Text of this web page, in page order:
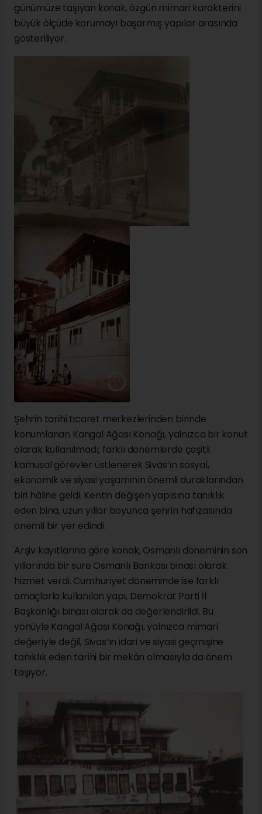
günümüze taşıyan konak, özgün mimari karakterini
büyük ölçüde korumayı başarmış yapılar arasında
gösteriliyor.
Şehrin tarihi ticaret merkezlerinden birinde
konumlanan Kangal Ağası Konağı, yalnızca bir konut
olarak kullanılmadı; farklı dönemlerde çeşitli
kamusal görevler üstlenerek Sivas’ın sosyal,
ekonomik ve siyasi yaşamının önemli duraklarından
biri hâline geldi. Kentin değişen yapısına tanıklık
eden bina, uzun yıllar boyunca şehrin hafızasında
önemli bir yer edindi.
Arşiv kayıtlarına göre konak, Osmanlı döneminin son
yıllarında bir süre Osmanlı Bankası binası olarak
hizmet verdi. Cumhuriyet döneminde ise farklı
amaçlarla kullanılan yapı, Demokrat Parti İl
Başkanlığı binası olarak da değerlendirildi. Bu
yönüyle Kangal Ağası Konağı, yalnızca mimari
değeriyle değil, Sivas’ın idari ve siyasi geçmişine
tanıklık eden tarihi bir mekân olmasıyla da önem
taşıyor.